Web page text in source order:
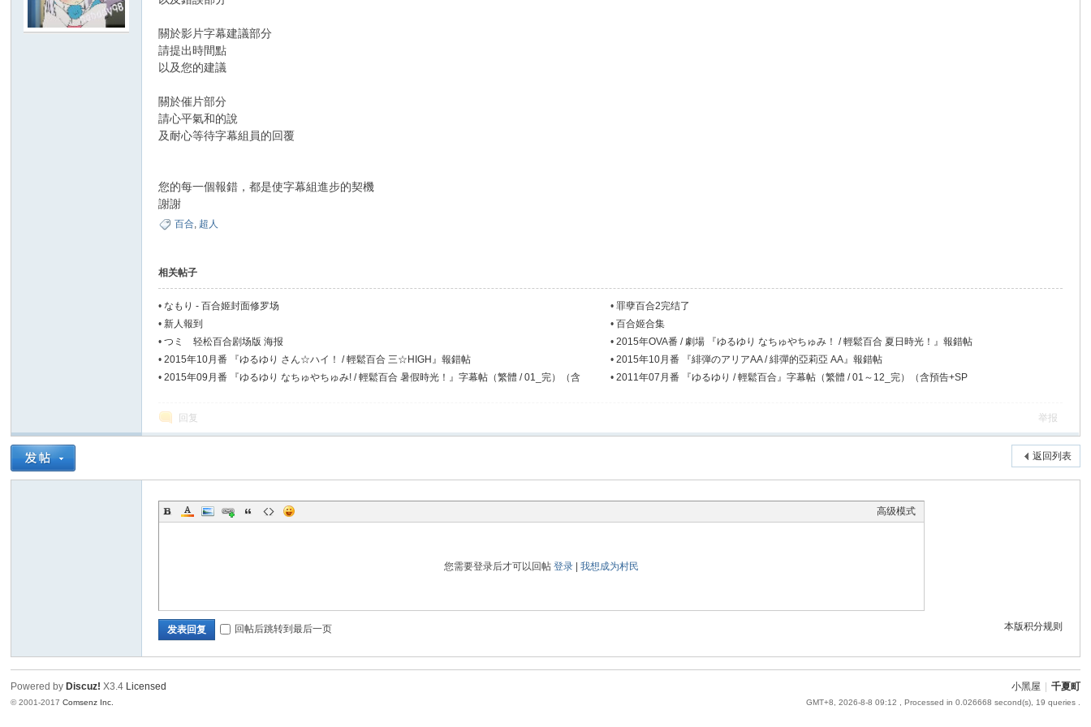
關於影片字幕建議部分
請提出時間點
以及您的建議
關於催片部分
請心平氣和的說
及耐心等待字幕組員的回覆
您的每一個報錯，都是使字幕組進步的契機
謝謝
百合, 超人
相关帖子
•なもり - 百合姬封面修罗场 •罪孽百合2完结了
•新人報到 •百合姬合集
•つミ 轻松百合剧场版 海报 •2015年OVA番 / 劇場 『ゆるゆり なちゅやちゅみ！ / 輕鬆百合 夏日時光！』報錯帖
•2015年10月番 『ゆるゆり さん☆ハイ！ / 輕鬆百合 三☆HIGH』報錯帖 •2015年10月番 『緋弾のアリアAA / 緋彈的亞莉亞 AA』報錯帖
•2015年09月番 『ゆるゆり なちゅやちゅみ! / 輕鬆百合 暑假時光！』字幕帖（繁體 / 01_完）（含
•2011年07月番 『ゆるゆり / 輕鬆百合』字幕帖（繁體 / 01～12_完）（含預告+SP
回复 举报
返回列表
高级模式
您需要登录后才可以回帖登录 |我想成为村民
本版积分规则
发表回复 回帖后跳转到最后一页
小黑屋 千夏町
GMT+8, 2026-8-8 09:12 , Processed in 0.026668 second(s), 19 queries .
Powered by Discuz! X3.4 Licensed
© 2001-2017Comsenz Inc.